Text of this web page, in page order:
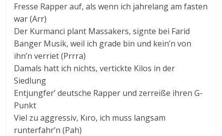
Fresse Rapper auf, als wenn ich jahrelang am fasten
war (Arr)
Der Kurmanci plant Massakers, signte bei Farid
Banger Musik, weil ich grade bin und kein’n von
ihn’n verriet (Prrra)
Damals hatt ich nichts, vertickte Kilos in der
Siedlung
Entjungfer’ deutsche Rapper und zerreiße ihren G-
Punkt
Viel zu aggressiv, Kıro, ich muss langsam
runterfahr’n (Pah)